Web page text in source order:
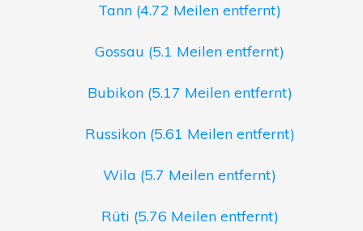
Tann (4.72 Meilen entfernt)
Gossau (5.1 Meilen entfernt)
Bubikon (5.17 Meilen entfernt)
Russikon (5.61 Meilen entfernt)
Wila (5.7 Meilen entfernt)
Rüti (5.76 Meilen entfernt)